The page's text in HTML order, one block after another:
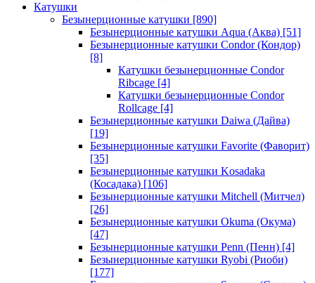
Катушки
Безынерционные катушки [890]
Безынерционные катушки Aqua (Аква) [51]
Безынерционные катушки Condor (Кондор)
[8]
Катушки безынерционные Condor
Ribcage [4]
Катушки безынерционные Condor
Rollcage [4]
Безынерционные катушки Daiwa (Дайва)
[19]
Безынерционные катушки Favorite (Фаворит)
[35]
Безынерционные катушки Kosadaka
(Косадака) [106]
Безынерционные катушки Mitchell (Митчел)
[26]
Безынерционные катушки Okuma (Окума)
[47]
Безынерционные катушки Penn (Пенн) [4]
Безынерционные катушки Ryobi (Риоби)
[177]